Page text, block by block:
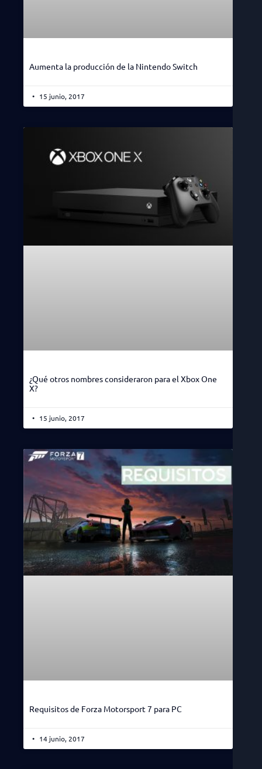
Aumenta la producción de la Nintendo Switch
15 junio, 2017
¿Qué otros nombres consideraron para el Xbox One
X?
15 junio, 2017
Requisitos de Forza Motorsport 7 para PC
14 junio, 2017